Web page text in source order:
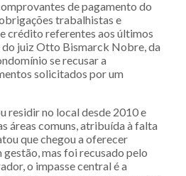
de pagamento do
trabalhistas e
crédito referentes aos últimos
do juiz Otto Bismarck Nobre, da
se recusar a
solicitados por um
residir no local desde 2010 e
áreas comuns, atribuída à falta
que chegou a oferecer
mas foi recusado pelo
o impasse central é a